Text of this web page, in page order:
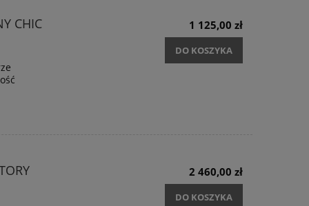
CHIC 1 125,00 zł
DO KOSZYKA
2 460,00 zł
DO KOSZYKA